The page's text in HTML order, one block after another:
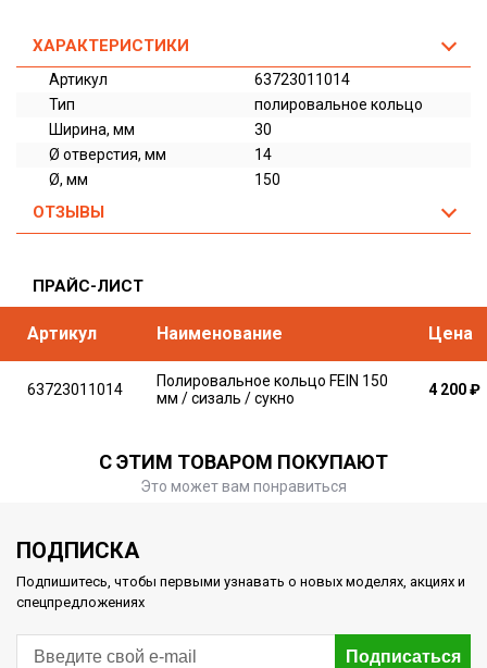
ХАРАКТЕРИСТИКИ
Артикул
63723011014
Тип
полировальное кольцо
Ширина, мм
30
Ø отверстия, мм
14
Ø, мм
150
ОТЗЫВЫ
ПРАЙС-ЛИСТ
Артикул Наименование Цена
63723011014
Полировальное кольцо FEIN 150
мм / сизаль / сукно
4 200₽
С ЭТИМ ТОВАРОМ ПОКУПАЮТ
Это может вам понравиться
ПОДПИСКА
Подпишитесь, чтобы первыми узнавать о новых моделях, акциях и
спецпредложениях
Подписаться